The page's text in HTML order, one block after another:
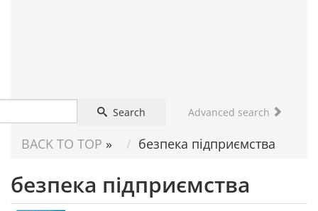
Search Advanced search
BACK TO TOP » безпека підприємства
безпека підприємства